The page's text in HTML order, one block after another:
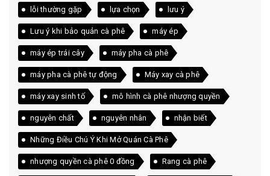
lỗi thường gặp lựa chọn lưu ý
Lưu ý khi bảo quản cà phê máy ép
máy ép trái cây máy pha cà phê
máy pha cà phê tự động Máy xay cà phê
máy xay sinh tố mô hình cà phê nhượng quyền
nguyên chất nguyên nhân nhận biết
Những Điều Chú Ý Khi Mở Quán Cà Phê
nhượng quyền cà phê 0 đồng Rang cà phê